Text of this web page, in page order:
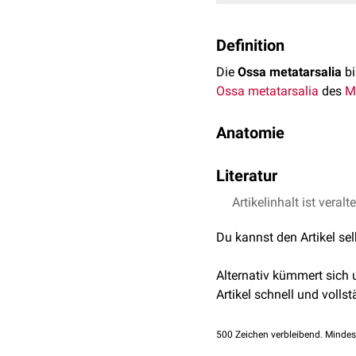
Definition
Die Ossa metatarsalia
Ossa metatarsalia des
Anatomie
aus fünf einzelnen
ausgebildet und
Knochen:
Os metatarsale primum
Os metatarsale
Os metatarsale tertium
Knochenanzahl
Die Anzahl der
Tierart:
An jedem
Literatur
Nickel, Richard,
Artikelinhalt ist
Du kannst den Artikel
Alternativ kümmert sich
Artikel schnell und
500 Zeichen verbleibend.